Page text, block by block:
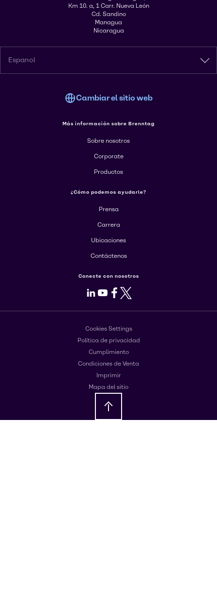
Km 10. a, 1 Carr. Nueva León
Cd. Sandino
Managua
Nicaragua
Espanol
Cambiar el sitio web
Más información sobre Brenntag
Sobre nosotros
Corporate
Productos
¿Cómo podemos ayudarle?
Prensa
Carrera
Ubicaciones
Contáctenos
Conecte con nosotros
LinkedIn
Youtube
Facebook
X
Cookies Settings
Política de privacidad
Cumplimiento
Condiciones de Venta
Imprimir
Mapa del sitio